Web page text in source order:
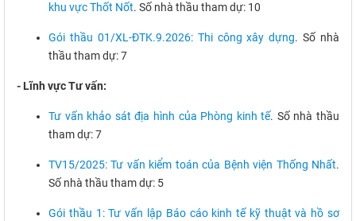
khu vực Thốt Nốt. Số nhà thầu tham dự: 10
Gói thầu 01/XL-ĐTK.9.2026: Thi công xây dựng. Số nhà
thầu tham dự: 7
- Lĩnh vực Tư vấn:
Tư vấn khảo sát địa hình của Phòng kinh tế. Số nhà thầu
tham dự: 7
TV15/2025: Tư vấn kiểm toán của Bệnh viện Thống Nhất.
Số nhà thầu tham dự: 5
Gói thầu 1: Tư vấn lập Báo cáo kinh tế kỹ thuật và hồ sơ